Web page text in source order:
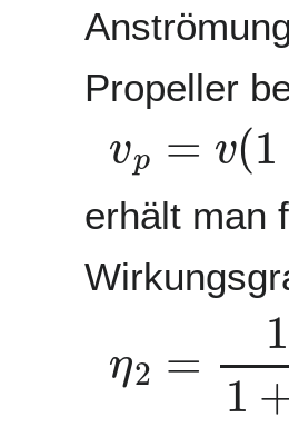
Propeller
p 1+
erhält man
a